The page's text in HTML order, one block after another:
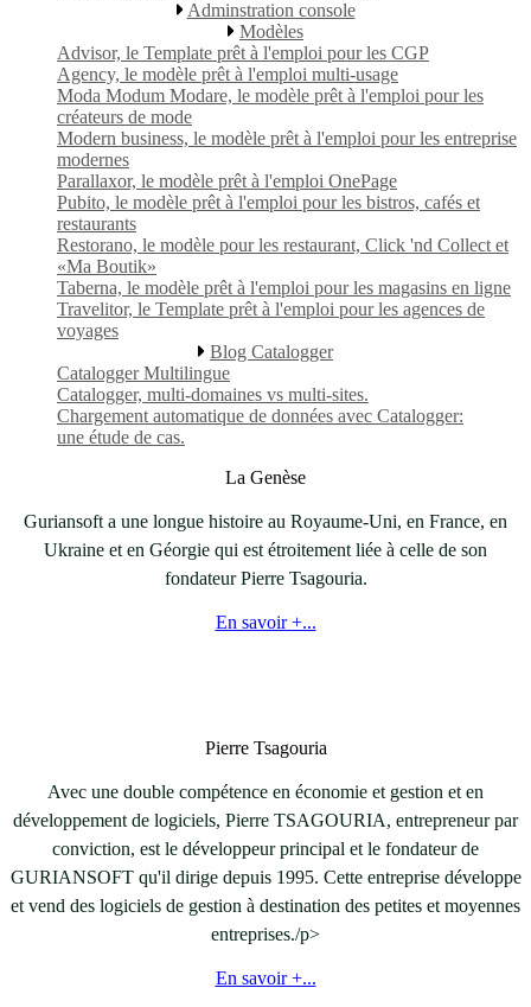
Adminstration console
Modèles
Advisor, le Template prêt à l'emploi pour les CGP
Agency, le modèle prêt à l'emploi multi-usage
Moda Modum Modare, le modèle prêt à l'emploi pour les
créateurs de mode
Modern business, le modèle prêt à l'emploi pour les entreprise
modernes
Parallaxor, le modèle prêt à l'emploi OnePage
Pubito, le modèle prêt à l'emploi pour les bistros, cafés et
restaurants
Restorano, le modèle pour les restaurant, Click 'nd Collect et
«Ma Boutik»
Taberna, le modèle prêt à l'emploi pour les magasins en ligne
Travelitor, le Template prêt à l'emploi pour les agences de
voyages
Blog Catalogger
Catalogger Multilingue
Catalogger, multi-domaines vs multi-sites.
Chargement automatique de données avec Catalogger:
une étude de cas.
La Genèse
Guriansoft a une longue histoire au Royaume-Uni, en France, en
Ukraine et en Géorgie qui est étroitement liée à celle de son
fondateur Pierre Tsagouria.
En savoir +...
Pierre Tsagouria
Avec une double compétence en économie et gestion et en
développement de logiciels, Pierre TSAGOURIA, entrepreneur par
conviction, est le développeur principal et le fondateur de
GURIANSOFT qu'il dirige depuis 1995. Cette entreprise développe
et vend des logiciels de gestion à destination des petites et moyennes
entreprises./p>
En savoir +...